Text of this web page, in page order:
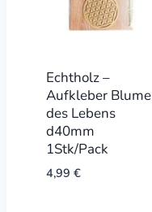
Echtholz –
Aufkleber Blume
des Lebens
d40mm
1Stk/Pack
4,99 €